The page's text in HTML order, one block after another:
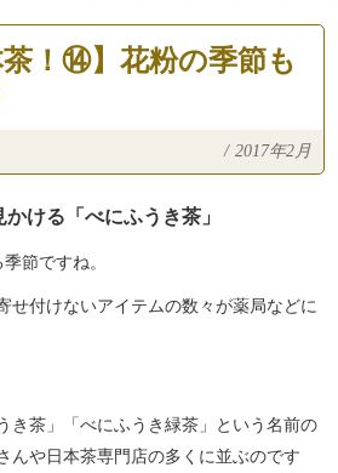
茶！⑭】花粉の季節も
/ 2017年2月
ける「べにふうき茶」
節ですね。
せ付けないアイテムの数々が薬局などに
き茶」「べにふうき緑茶」という名前の
んや日本茶専門店の多くに並ぶのです